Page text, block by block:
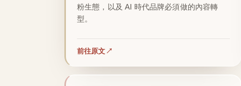
粉生態，以及 AI 時代品牌必須做的內容轉
型。
前往原文